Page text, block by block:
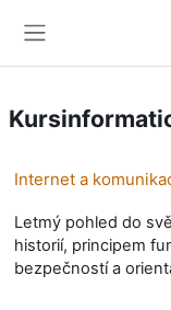
Internet a
Letmý pohled do
historií, principem
bezpečností a